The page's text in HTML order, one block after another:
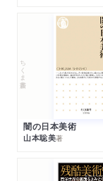
ちくま新書
闇の日本美術
山本聡美著